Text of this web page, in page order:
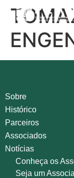
Sobre
Histórico
Parceiros
Associados
Notícias
Conheça os
Seja um